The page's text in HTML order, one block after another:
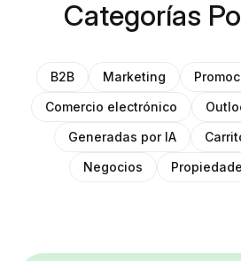
Categorías
B2B Marketing
Comercio electrónico
Generadas por IA
Negocios